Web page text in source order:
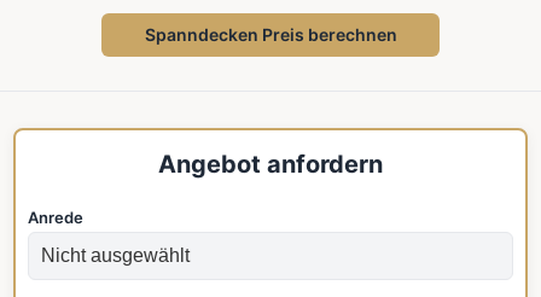
Spanndecken Preis berechnen
Angebot anfordern
Anrede